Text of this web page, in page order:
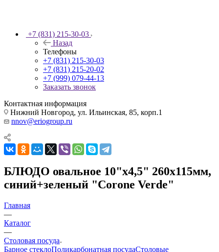
+7 (831) 215-30-03
Назад
Телефоны
+7 (831) 215-30-03
+7 (831) 215-20-02
+7 (999) 079-44-13
Заказать звонок
Контактная информация
Нижний Новгород, ул. Ильинская, 85, корп.1
nnov@eriogroup.ru
БЛЮДО овальное 10"х4,5" 260х115мм,
синий+зеленый "Corone Verde"
Главная
—
Каталог
—
Столовая посуда
Барное стеклоПоликарбонатная посудаСтоловые